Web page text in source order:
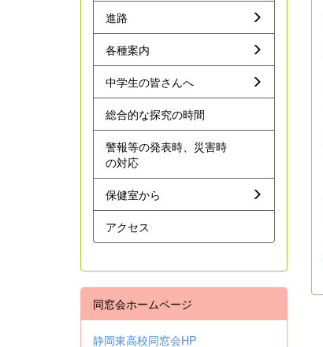
進路
各種案内
中学生の皆さんへ
総合的な探究の時間
警報等の発表時、災害時
の対応
保健室から
アクセス
同窓会ホームページ
静岡東高校同窓会HP